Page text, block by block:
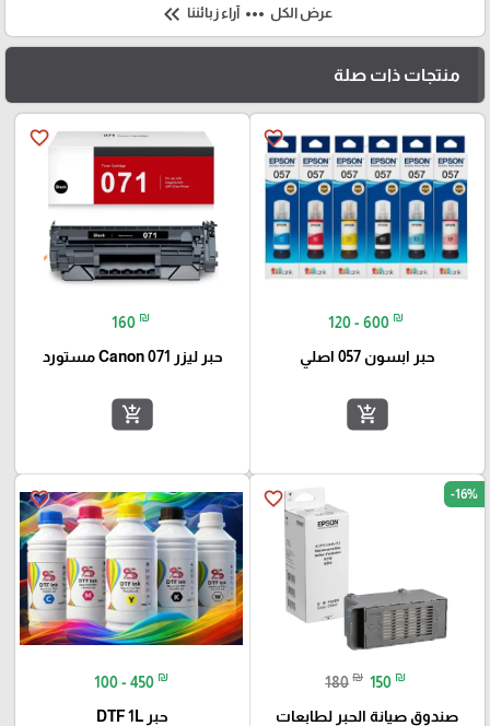
عرض الكل more_horiz آراء زبائننا keyboard_double_arrow_left
منتجات ذات صلة
favorite_border
120 - 600 ₪
حبر ابسون 057 اصلي
add_shopping_cart
favorite_border
160 ₪
حبر ليزر Canon 071 مستورد
add_shopping_cart
favorite_border -16%
180 ₪ 150 ₪
صندوق صيانة الحبر لطابعات
favorite_border
100 - 450 ₪
حبر DTF 1L